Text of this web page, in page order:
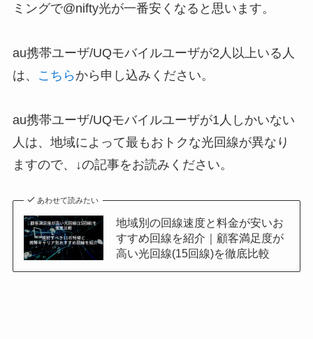
ミングで@nifty光が一番安くなると思います。
au携帯ユーザ/UQモバイルユーザが2人以上いる人
は、
こちら から申し込みください。
au携帯ユーザ/UQモバイルユーザが1人しかいない
人は、地域によって最もおトクな光回線が異なり
ますので、↓の記事をお読みください。
あわせて読みたい
地域別の回線速度と料金が安いお
すすめ回線を紹介｜顧客満足度が
高い光回線(15回線)を徹底比較